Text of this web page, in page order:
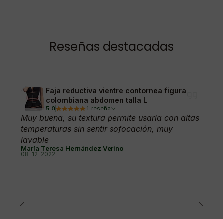
Reseñas destacadas
Faja reductiva vientre contornea figura
colombiana abdomen talla L
5.0 1 reseña
Muy buena, su textura permite usarla con altas
temperaturas sin sentir sofocación, muy
lavable
María Teresa Hernández Verino
08-12-2022